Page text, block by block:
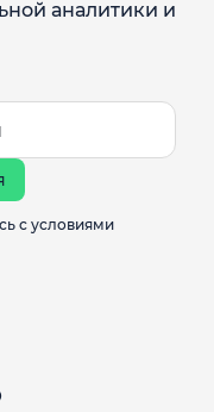
аналитики и
с условиями